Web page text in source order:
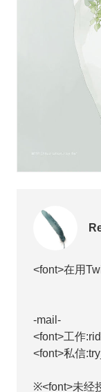
<font>在用
-mail-
<font>工作
<font>私信
※<font>未经